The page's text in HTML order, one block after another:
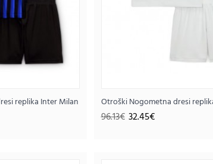
Marcus Thuram #9 Domači SP 2026 Kratek
2026 Kratek rokav
replika Inter Milan Marcus Thuram #9 Domači 2025-26
Otroški Nogometna dresi
96.13€ 32.45€